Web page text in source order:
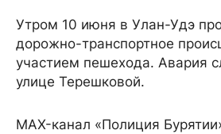
Утром 10 июня в Улан-Удэ
дорожно-транспортное
участием пешехода. Авария
улице Терешковой.
MAX-канал «Полиция